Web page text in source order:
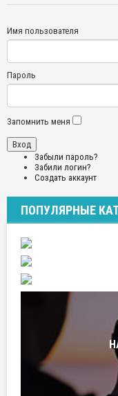
Имя пользователя
Пароль
Запомнить меня
Забыли пароль?
Забили логин?
Создать аккаунт
ПОПУЛЯРНЫЕ